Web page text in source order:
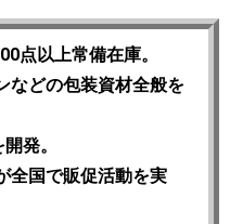
点以上常備在庫。
などの包装資材全般を
発。
全国で販促活動を実